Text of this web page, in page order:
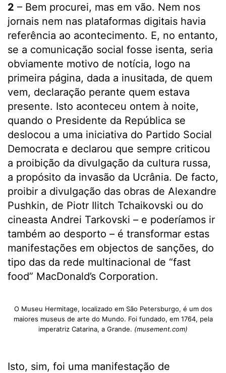
2 – Bem procurei, mas em vão. Nem nos
jornais nem nas plataformas digitais havia
referência ao acontecimento. E, no entanto,
se a comunicação social fosse isenta, seria
obviamente motivo de notícia, logo na
primeira página, dada a inusitada, de quem
vem, declaração perante quem estava
presente. Isto aconteceu ontem à noite,
quando o Presidente da República se
deslocou a uma iniciativa do Partido Social
Democrata e declarou que sempre criticou
a proibição da divulgação da cultura russa,
a propósito da invasão da Ucrânia. De facto,
proibir a divulgação das obras de Alexandre
Pushkin, de Piotr Ilitch Tchaikovski ou do
cineasta Andrei Tarkovski – e poderíamos ir
também ao desporto – é transformar estas
manifestações em objectos de sanções, do
tipo das da rede multinacional de “fast
food” MacDonald’s Corporation.
O Museu Hermitage, localizado em São Petersburgo, é um dos
maiores museus de arte do Mundo. Foi fundado, em 1764, pela
imperatriz Catarina, a Grande. (musement.com)
Isto, sim, foi uma manifestação de